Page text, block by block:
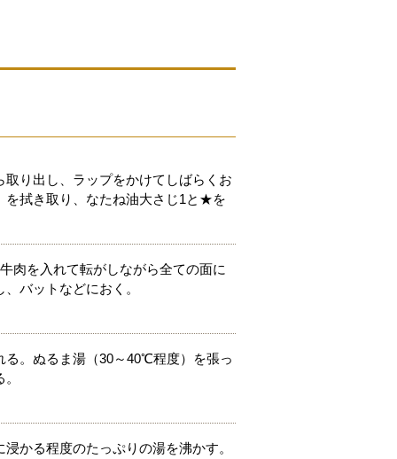
り出し、ラップをかけてしばらくお
を拭き取り、なたね油大さじ1と★を
肉を入れて転がしながら全ての面に
バットなどにおく。
。ぬるま湯（30～40℃程度）を張っ
かる程度のたっぷりの湯を沸かす。